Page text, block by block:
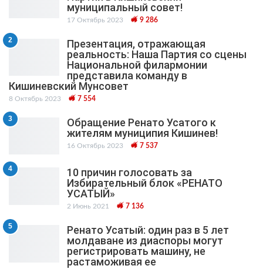
муниципальный cовет!
17 Октябрь 2023 9 286
2
Презентация, отражающая
реальность: Наша Партия со сцены
Национальной филармонии
представила команду в
Кишиневский Мунсовет
8 Октябрь 2023 7 554
3
Обращение Ренато Усатого к
жителям муниципия Кишинев!
16 Октябрь 2023 7 537
4
10 причин голосовать за
Избирательный блок «РЕНАТО
УСАТЫЙ»
2 Июнь 2021 7 136
5
Ренато Усатый: один раз в 5 лет
молдаване из диаспоры могут
регистрировать машину, не
растаможивая ее